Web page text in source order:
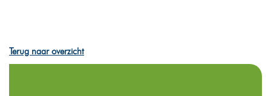
Terug naar overzicht